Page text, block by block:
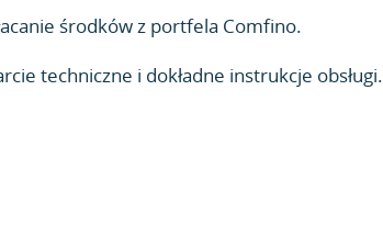
środków z portfela Comfino.
techniczne i dokładne instrukcje obsługi.